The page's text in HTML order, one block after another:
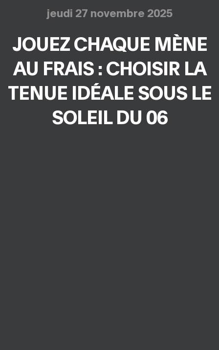
jeudi 27 novembre 2025
JOUEZ CHAQUE MÈNE
AU FRAIS : CHOISIR LA
TENUE IDÉALE SOUS LE
SOLEIL DU 06